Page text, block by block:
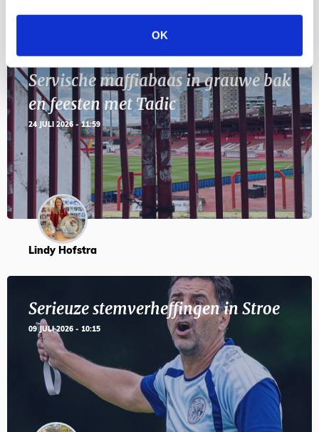
OK
Blogs
Servische maffiabaas in grauwe bak
en feesten met Tadic
24 JULI 2026 - 11:59
Lindy Hofstra
Serieuze stemverheffingen in Stroe
09 JULI 2026 - 10:15